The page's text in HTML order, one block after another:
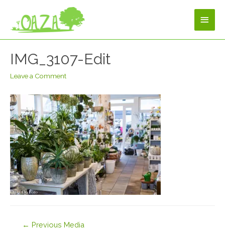
IMG_3107-Edit
Leave a Comment
← Previous Media